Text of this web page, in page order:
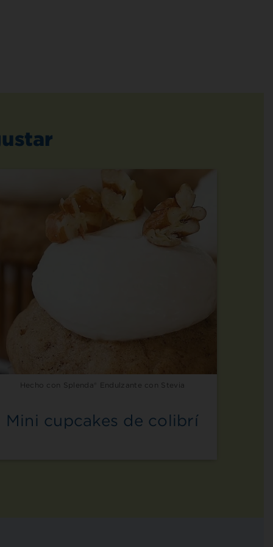
Hecho con Splenda® Endulzante con Stevia
Mini cupcakes de colibrí